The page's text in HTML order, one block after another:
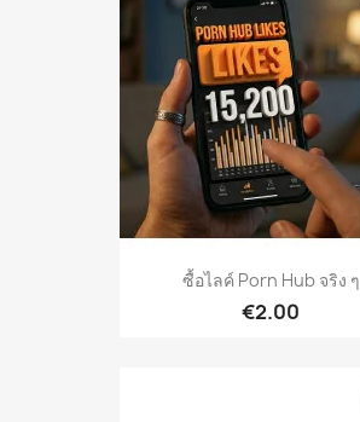
ซื้อไลค์ Porn Hub จริง ๆ
€2.00